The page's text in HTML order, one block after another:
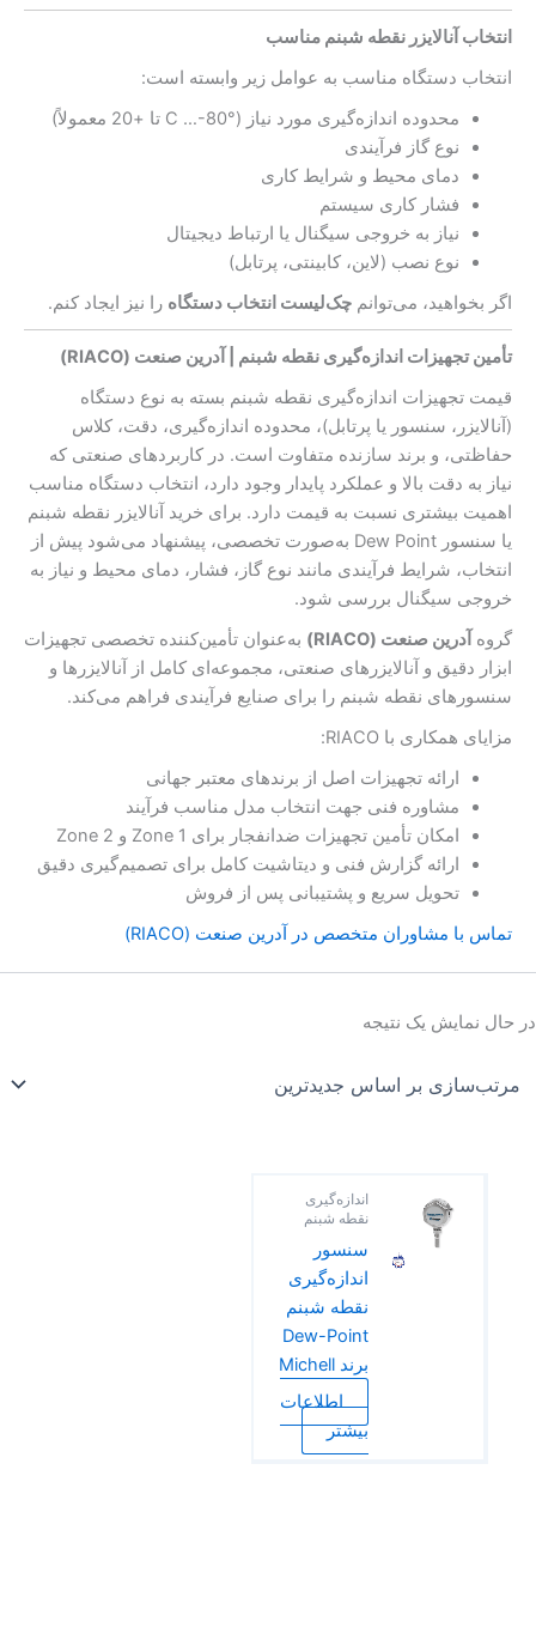
انتخاب آنالایزر نقطه شبنم مناسب
انتخاب دستگاه مناسب به عوامل زیر وابسته است:
محدوده اندازه‌گیری مورد نیاز (°C …-80 تا +20 معمولاً)
نوع گاز فرآیندی
دمای محیط و شرایط کاری
فشار کاری سیستم
نیاز به خروجی سیگنال یا ارتباط دیجیتال
نوع نصب (لاین، کابینتی، پرتابل)
اگر بخواهید، می‌توانم چک‌لیست انتخاب دستگاه را نیز ایجاد کنم.
تأمین تجهیزات اندازه‌گیری نقطه شبنم | آدرین صنعت (RIACO)
قیمت تجهیزات اندازه‌گیری نقطه شبنم بسته به نوع دستگاه
(آنالایزر، سنسور یا پرتابل)، محدوده اندازه‌گیری، دقت، کلاس
حفاظتی، و برند سازنده متفاوت است. در کاربردهای صنعتی که
نیاز به دقت بالا و عملکرد پایدار وجود دارد، انتخاب دستگاه مناسب
اهمیت بیشتری نسبت به قیمت دارد. برای خرید آنالایزر نقطه شبنم
یا سنسور Dew Point به‌صورت تخصصی، پیشنهاد می‌شود پیش از
انتخاب، شرایط فرآیندی مانند نوع گاز، فشار، دمای محیط و نیاز به
خروجی سیگنال بررسی شود.
گروه آدرین صنعت (RIACO)
به‌عنوان تأمین‌کننده تخصصی تجهیزات
ابزار دقیق و آنالایزرهای صنعتی، مجموعه‌ای کامل از آنالایزرها و
سنسورهای نقطه شبنم را برای صنایع فرآیندی فراهم می‌کند.
مزایای همکاری با RIACO:
ارائه تجهیزات اصل از برندهای معتبر جهانی
مشاوره فنی جهت انتخاب مدل مناسب فرآیند
امکان تأمین تجهیزات ضدانفجار برای Zone 1 و Zone 2
ارائه گزارش فنی و دیتاشیت کامل برای تصمیم‌گیری دقیق
تحویل سریع و پشتیبانی پس از فروش
تماس با مشاوران متخصص در آدرین صنعت (RIACO)
در حال نمایش یک نتیجه
اندازه‌گیری
نقطه شبنم
سنسور
اندازه‌گیری
نقطه شبنم
Dew-Point
برند Michell
اطلاعات
بیشتر